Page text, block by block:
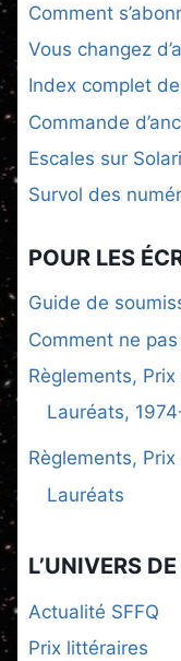
Comment
Vous changez
Index complet
Commande
Escales sur
Survol des
POUR LES
Guide de
Comment ne
Règlements,
Lauréats,
Règlements,
Lauréats
L’UNIVERS
Actualité SFFQ
Prix littéraires